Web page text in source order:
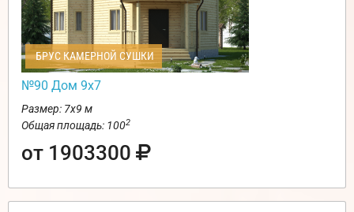
БРУС КАМЕРНОЙ СУШКИ
№90 Дом 9х7
Размер: 7х9 м
Общая площадь: 1002
от 1903300